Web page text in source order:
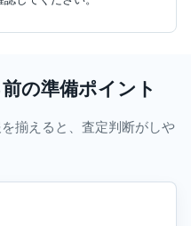
の準備ポイント
揃えると、査定判断がしや